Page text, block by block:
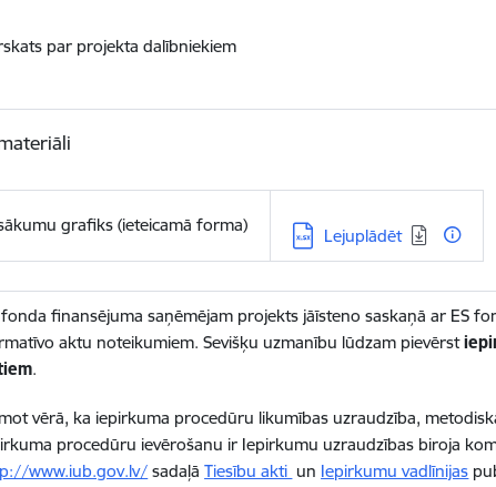
par projekta dalībniekiem
grafiks (ieteicamā forma) Lejupielādēt:
Lejuplādēt
fonda finansējuma saņēmējam projekts jāīsteno saskaņā ar ES
aktu noteikumiem. Sevišķu uzmanību lūdzam pievērst
.
vērā, ka iepirkuma procedūru likumības uzraudzība,
procedūru ievērošanu ir Iepirkumu uzraudzības biroja
www.iub.gov.lv/ sadaļāTiesību akti un Iepirkumu vadlīnijas